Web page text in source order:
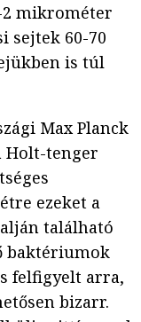
mikrométer
sejtek 60-70
is túl
Max Planck
Holt-tenger
ezeket a
található
baktériumok
felfigyelt arra,
bizarr.